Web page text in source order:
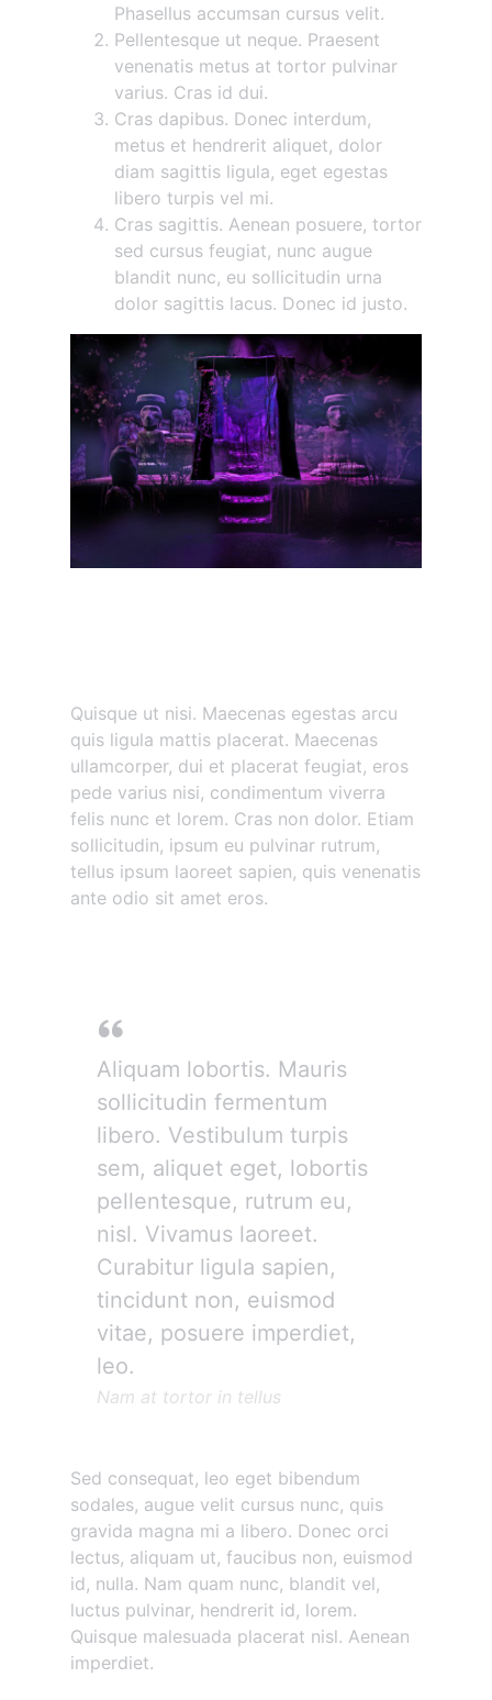
Phasellus accumsan cursus velit.
Pellentesque ut neque. Praesent
venenatis metus at tortor pulvinar
varius. Cras id dui.
Cras dapibus. Donec interdum,
metus et hendrerit aliquet, dolor
diam sagittis ligula, eget egestas
libero turpis vel mi.
Cras sagittis. Aenean posuere, tortor
sed cursus feugiat, nunc augue
blandit nunc, eu sollicitudin urna
dolor sagittis lacus. Donec id justo.
Quisque ut nisi. Maecenas egestas arcu
quis ligula mattis placerat. Maecenas
ullamcorper, dui et placerat feugiat, eros
pede varius nisi, condimentum viverra
felis nunc et lorem. Cras non dolor. Etiam
sollicitudin, ipsum eu pulvinar rutrum,
tellus ipsum laoreet sapien, quis venenatis
ante odio sit amet eros.
Aliquam lobortis. Mauris
sollicitudin fermentum
libero. Vestibulum turpis
sem, aliquet eget, lobortis
pellentesque, rutrum eu,
nisl. Vivamus laoreet.
Curabitur ligula sapien,
tincidunt non, euismod
vitae, posuere imperdiet,
leo.
Nam at tortor in tellus
Sed consequat, leo eget bibendum
sodales, augue velit cursus nunc, quis
gravida magna mi a libero. Donec orci
lectus, aliquam ut, faucibus non, euismod
id, nulla. Nam quam nunc, blandit vel,
luctus pulvinar, hendrerit id, lorem.
Quisque malesuada placerat nisl. Aenean
imperdiet.